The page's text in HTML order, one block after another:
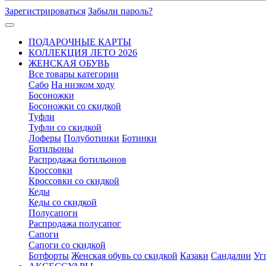
Зарегистрироваться Забыли пароль?
ПОДАРОЧНЫЕ КАРТЫ
КОЛЛЕКЦИЯ ЛЕТО 2026
ЖЕНСКАЯ ОБУВЬ
Все товары категории
Сабо На низком ходу
Босоножки
Босоножки со скидкой
Туфли
Туфли со скидкой
Лоферы Полуботинки Ботинки
Ботильоны
Распродажа ботильонов
Кроссовки
Кроссовки со скидкой
Кеды
Кеды со скидкой
Полусапоги
Распродажа полусапог
Сапоги
Сапоги со скидкой
Ботфорты Женская обувь со скидкой Казаки Сандалии